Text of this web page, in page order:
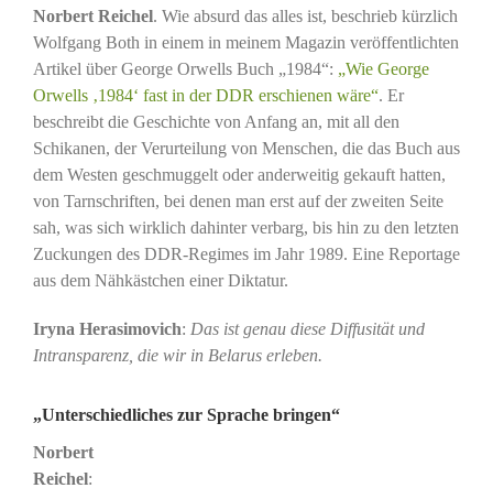
Norbert Reichel. Wie absurd das alles ist, beschrieb kürzlich
Wolfgang Both in einem in meinem Magazin veröffentlichten
Artikel über George Orwells Buch „1984“: „Wie George
Orwells ‚1984‘ fast in der DDR erschienen wäre“. Er
beschreibt die Geschichte von Anfang an, mit all den
Schikanen, der Verurteilung von Menschen, die das Buch aus
dem Westen geschmuggelt oder anderweitig gekauft hatten,
von Tarnschriften, bei denen man erst auf der zweiten Seite
sah, was sich wirklich dahinter verbarg, bis hin zu den letzten
Zuckungen des DDR-Regimes im Jahr 1989. Eine Reportage
aus dem Nähkästchen einer Diktatur.
Iryna Herasimovich: Das ist genau diese Diffusität und
Intransparenz, die wir in Belarus erleben.
„Unterschiedliches zur Sprache bringen“
Norbert
Reichel: